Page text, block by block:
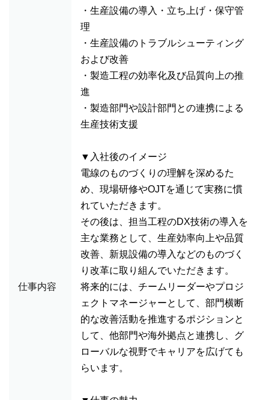
仕事内容
・生産設備の導入・立ち上げ・保守管
理
・生産設備のトラブルシューティング
および改善
・製造工程の効率化及び品質向上の推
進
・製造部門や設計部門との連携による
生産技術支援
▼入社後のイメージ
電線のものづくりの理解を深めるた
め、現場研修やOJTを通じて実務に慣
れていただきます。
その後は、担当工程のDX技術の導入を
主な業務として、生産効率向上や品質
改善、新規設備の導入などのものづく
り改革に取り組んでいただきます。
将来的には、チームリーダーやプロジ
ェクトマネージャーとして、部門横断
的な改善活動を推進するポジションと
して、他部門や海外拠点と連携し、グ
ローバルな視野でキャリアを広げても
らいます。